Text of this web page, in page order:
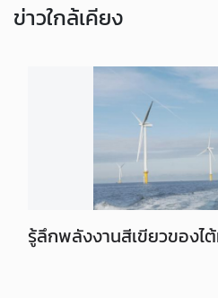
ข่าวใกล้เคียง
รู้ลึกพลังงานสีเขียวของไ